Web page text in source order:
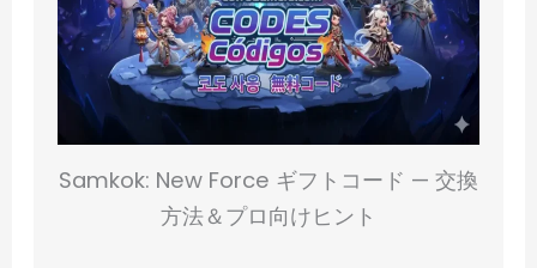
Samkok: New Force ギフトコード — 交換
方法＆プロ向けヒント